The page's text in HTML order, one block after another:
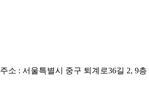
주소 : 서울특별시 중구 퇴계로36길 2, 9